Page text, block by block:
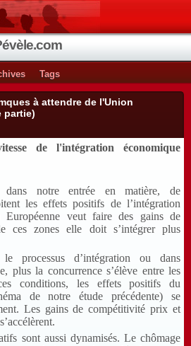
Tags
à attendre de l'Union
partie)
de l'intégration économique
dans notre entrée en matière, de
les effets positifs de l’intégration
Européenne veut faire des gains de
ces zones elle doit s’intégrer plus
processus d’intégration ou dans
plus la concurrence s’élève entre les
conditions, les effets positifs du
de notre étude précédente) se
Les gains de compétitivité prix et
sont aussi dynamisés. Le chômage